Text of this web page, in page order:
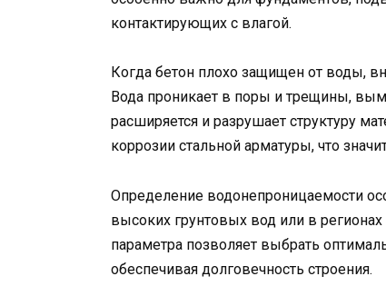
контактирующих с влагой.
Когда бетон плохо защищен от воды,
Вода проникает в поры и трещины,
расширяется и разрушает структуру
коррозии стальной арматуры, что
Определение водонепроницаемости
высоких грунтовых вод или в
параметра позволяет выбрать
обеспечивая долговечность строения.